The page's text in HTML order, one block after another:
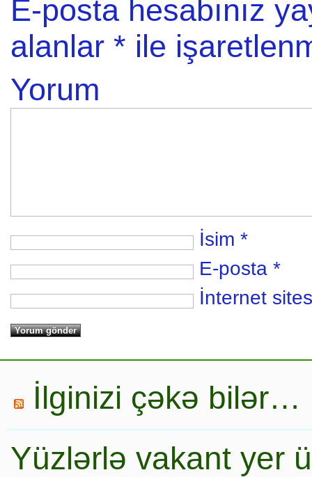
E-posta hesabınız
alanlar * ile
Yorum
İsim *
E-posta *
İnternet
İlginizi çəkə bilər…
Yüzlərlə vakant yer